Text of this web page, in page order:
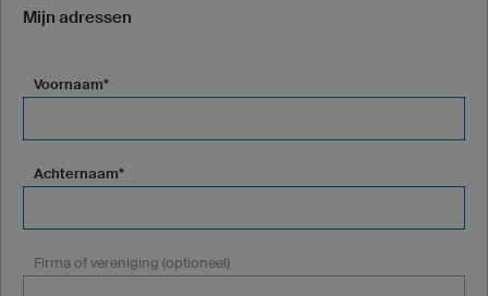
Mijn adressen
Voornaam*
Achternaam*
Firma of vereniging (optioneel)